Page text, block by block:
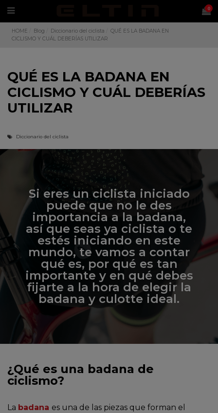
0
HOME Blog Diccionario del ciclista
QUÉ ES LA BADANA EN
CICLISMO Y CUÁL DEBERÍAS UTILIZAR
QUÉ ES LA BADANA EN
CICLISMO Y CUÁL DEBERÍAS
UTILIZAR
Diccionario del ciclista
Si eres un ciclista iniciado
puede que no le des
importancia a la badana,
así que seas ya ciclista o te
estés iniciando en este
mundo, te vamos a contar
qué es, por qué es tan
importante y en qué debes
fijarte a la hora de elegir la
badana y culotte ideal.
¿Qué es una badana de
ciclismo?
La badana es una de las piezas que forman el